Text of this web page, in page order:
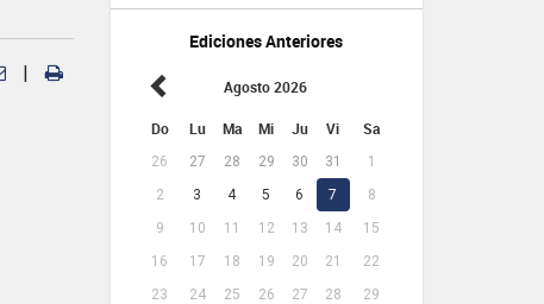
Ediciones Anteriores
Agosto 2026
Do Lu Ma Mi Ju Vi Sa
26 27 28 29 30 31
1
2
3 4 5 6 7
8
9
10 11 12 13 14
15
16
17 18 19 20 21
22
23
24 25 26 27 28
29
|